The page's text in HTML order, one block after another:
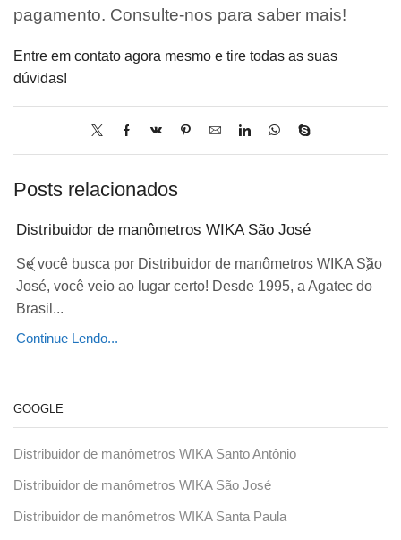
pagamento. Consulte-nos para saber mais!
Entre em contato agora mesmo e tire todas as suas
dúvidas!
Posts relacionados
Distribuidor de manômetros WIKA São José
Se você busca por Distribuidor de manômetros WIKA São
José, você veio ao lugar certo! Desde 1995, a Agatec do
Brasil...
Continue Lendo...
GOOGLE
Distribuidor de manômetros WIKA Santo Antônio
Distribuidor de manômetros WIKA São José
Distribuidor de manômetros WIKA Santa Paula